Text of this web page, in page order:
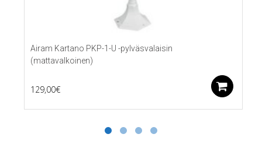
Airam Kartano PKP-1-U -pylväsvalaisin
(mattavalkoinen)
129,00€